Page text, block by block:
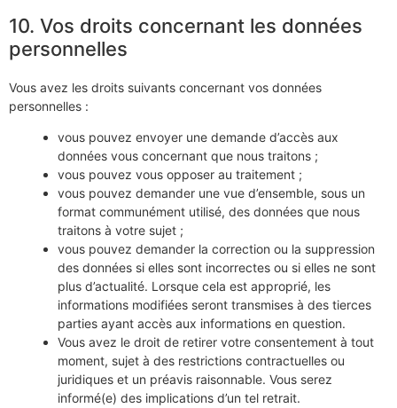
10. Vos droits concernant les données
personnelles
Vous avez les droits suivants concernant vos données
personnelles :
vous pouvez envoyer une demande d’accès aux
données vous concernant que nous traitons ;
vous pouvez vous opposer au traitement ;
vous pouvez demander une vue d’ensemble, sous un
format communément utilisé, des données que nous
traitons à votre sujet ;
vous pouvez demander la correction ou la suppression
des données si elles sont incorrectes ou si elles ne sont
plus d’actualité. Lorsque cela est approprié, les
informations modifiées seront transmises à des tierces
parties ayant accès aux informations en question.
Vous avez le droit de retirer votre consentement à tout
moment, sujet à des restrictions contractuelles ou
juridiques et un préavis raisonnable. Vous serez
informé(e) des implications d’un tel retrait.